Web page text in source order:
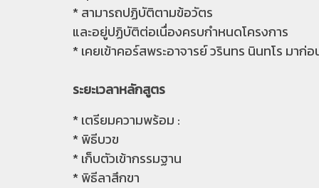
* สามารถปฏิบัติตามข้อวัตร
และอยู่ปฏิบัติต่อเนื่องครบกำหนดโครงการ
* เคยเข้าคอร์สพระอาจารย์ วรินทร นินทโร มาก่
️ระยะเวลาหลักสูตร
* เตรียมความพร้อม :
* พิธีบวข
* เก็บตัวเข้ากรรมฐาน
* พิธีลาสึกขา